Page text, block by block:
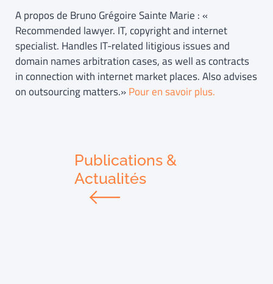
A propos de Bruno Grégoire Sainte Marie : «
Recommended lawyer. IT, copyright and internet
specialist. Handles IT-related litigious issues and
domain names arbitration cases, as well as contracts
in connection with internet market places. Also advises
on outsourcing matters.»Pour en savoir plus.
Publications &
Actualités